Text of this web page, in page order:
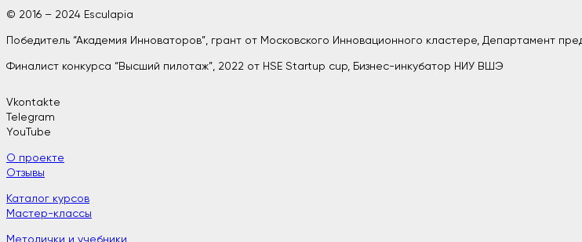
© 2016 – 2024 Esculapia
Победитель “Академия Инноваторов”, грант от Московского Инновационного кластере, Департамент
Финалист конкурса “Высший пилотаж”, 2022 от HSE Startup cup, Бизнес-инкубатор НИУ ВШЭ
Vkontakte
Telegram
YouTube
О проекте
Отзывы
Каталог курсов
Мастер-классы
Методички и учебники